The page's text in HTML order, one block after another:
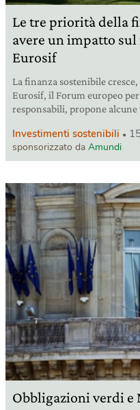
Le tre priorità della
avere un impatto
Eurosif
La finanza sostenibile
Eurosif, il Forum europeo
responsabili, propone alcune
Investimenti sostenibili
sponsorizzato da Amundi
Obbligazioni verdi e